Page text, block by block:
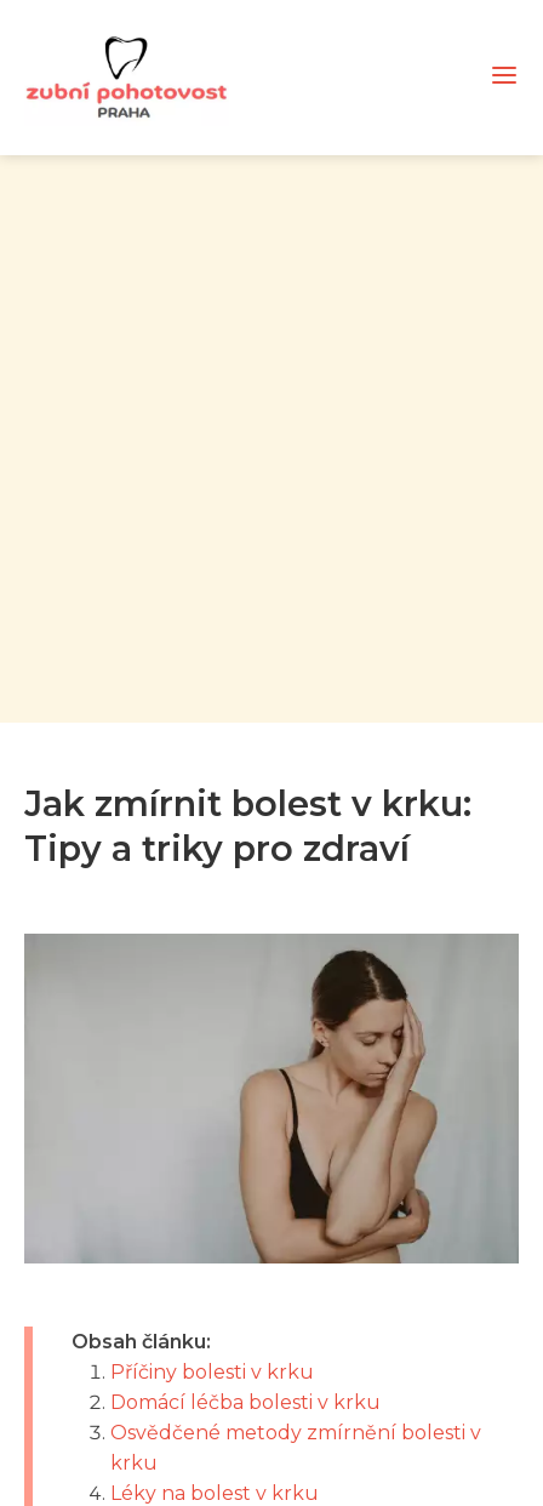
Jak zmírnit bolest v krku:
Tipy a triky pro zdraví
Obsah článku:
Příčiny bolesti v krku
Domácí léčba bolesti v krku
Osvědčené metody zmírnění bolesti v
krku
Léky na bolest v krku